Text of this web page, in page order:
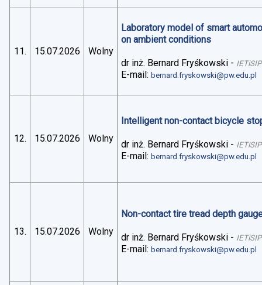
11. 15.07.2026 Wolny
Laboratory model of smart
on ambient conditions
dr inż. Bernard Fryśkowski - IETiSIP
E-mail:bernard.fryskowski@pw.edu.pl
12. 15.07.2026 Wolny
Intelligent non-contact bicycle
dr inż. Bernard Fryśkowski - IETiSIP
E-mail:bernard.fryskowski@pw.edu.pl
13. 15.07.2026 Wolny
Non-contact tire tread depth
dr inż. Bernard Fryśkowski - IETiSIP
E-mail:bernard.fryskowski@pw.edu.pl